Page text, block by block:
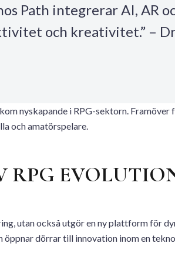
Path integrerar AI, AR
och kreativitet.” –
nyskapande i RPG-sektorn.
och amatörspelare.
RPG
utan också utgör en ny plattform för
dörrar till innovation inom en